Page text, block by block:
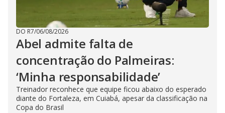
DO R7/06/08/2026
Abel admite falta de
concentração do Palmeiras:
‘Minha responsabilidade’
Treinador reconhece que equipe ficou abaixo do esperado
diante do Fortaleza, em Cuiabá, apesar da classificação na
Copa do Brasil